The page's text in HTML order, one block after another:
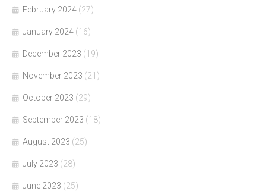
February 2024 (27)
January 2024 (16)
December 2023 (19)
November 2023 (21)
October 2023 (29)
September 2023 (18)
August 2023 (25)
July 2023 (28)
June 2023 (25)